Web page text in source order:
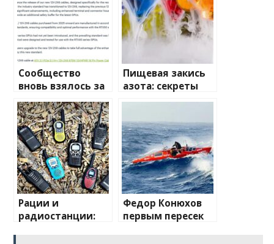
Сообщество
вновь взялось за
изучение случаев
плавления
разъема 12V-2×6
Пищевая закись
азота: секреты
применения и
Рации и
радиостанции:
Федор Конюхов
первым пересек